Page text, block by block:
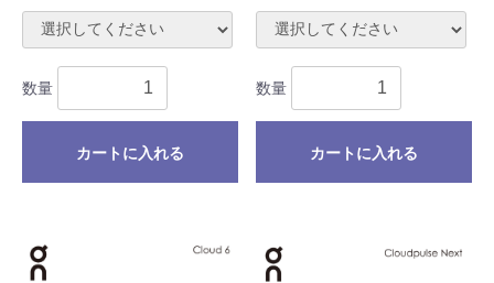
数量
カートに入れる
数量
カートに入れる